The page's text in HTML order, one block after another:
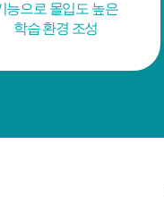
능으로 몰입도 높은
학습 환경 조성